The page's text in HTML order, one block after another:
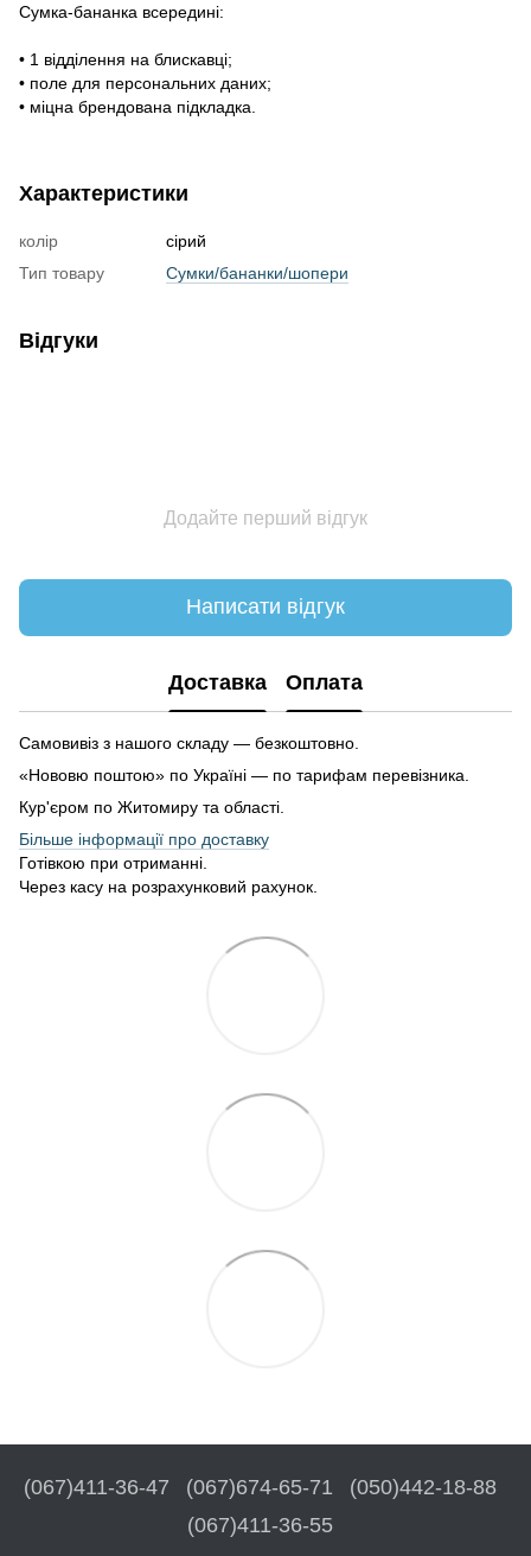
Сумка-бананка всередині:
• 1 відділення на блискавці;
• поле для персональних даних;
• міцна брендована підкладка.
Характеристики
колір
сірий
Тип товару
Сумки/бананки/шопери
Відгуки
Додайте перший відгук
Написати відгук
Доставка Оплата
Самовивіз з нашого складу — безкоштовно.
«Нововю поштою» по Україні — по тарифам перевізника.
Кур'єром по Житомиру та області.
Більше інформації про доставку
Готівкою при отриманні.
Через касу на розрахунковий рахунок.
(067)411-36-47 (067)674-65-71
(050)442-18-88
(067)411-36-55